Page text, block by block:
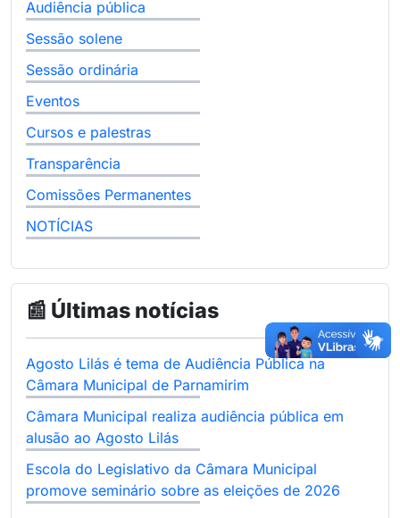
Audiência pública
Sessão solene
Sessão ordinária
Eventos
Cursos e palestras
Transparência
Comissões Permanentes
NOTÍCIAS
📰 Últimas notícias
Agosto Lilás é tema de Audiência Pública na
Câmara Municipal de Parnamirim
Câmara Municipal realiza audiência pública em
alusão ao Agosto Lilás
Escola do Legislativo da Câmara Municipal
promove seminário sobre as eleições de 2026